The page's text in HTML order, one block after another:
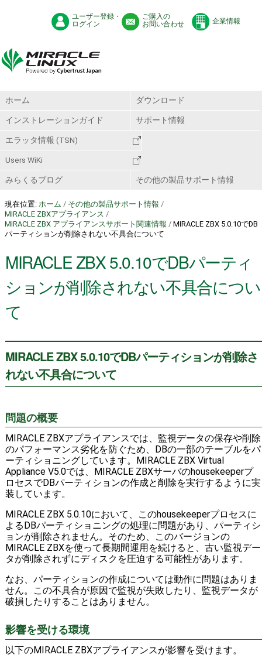
ユーザー登録・
ログイン
ご購入の
お問い合わせ
企業情報
ホーム ダウンロード
インストレーションガイド サポート情報
エラッタ情報 (TSN)
Users WiKi
みらくるブログ その他の製品サポート情報
現在位置: ホーム / その他の製品サポート情報 /
MIRACLE ZBXアプライアンス /
MIRACLE ZBX アプライアンスサポート関連情報 / MIRACLE ZBX 5.0.10でDB
パーティションが削除されない不具合について
MIRACLE ZBX 5.0.10でDBパーティ
ションが削除されない不具合につい
て
MIRACLE ZBX 5.0.10でDBパーティションが削除さ
れない不具合について
問題の概要
MIRACLE ZBXアプライアンスでは、監視データの保存や削除
のパフォーマンス劣化を防ぐため、DBの一部のテーブルをパ
ーティショニングしています。MIRACLE ZBX Virtual
Appliance V5.0では、MIRACLE ZBXサーバのhousekeeperプ
ロセスでDBパーティションの作成と削除を実行するように実
装しています。
MIRACLE ZBX 5.0.10において、このhousekeeperプロセスに
よるDBパーティショニングの処理に問題があり、パーティシ
ョンが削除されません。そのため、このバージョンの
MIRACLE ZBXを使って長期間運用を続けると、古い監視デー
タが削除されずにディスクを圧迫する可能性があります。
なお、パーティションの作成については動作に問題はありま
せん。この不具合が原因で監視が失敗したり、監視データが
破損したりすることはありません。
影響を受ける環境
以下のMIRACLE ZBXアプライアンスが影響を受けます。